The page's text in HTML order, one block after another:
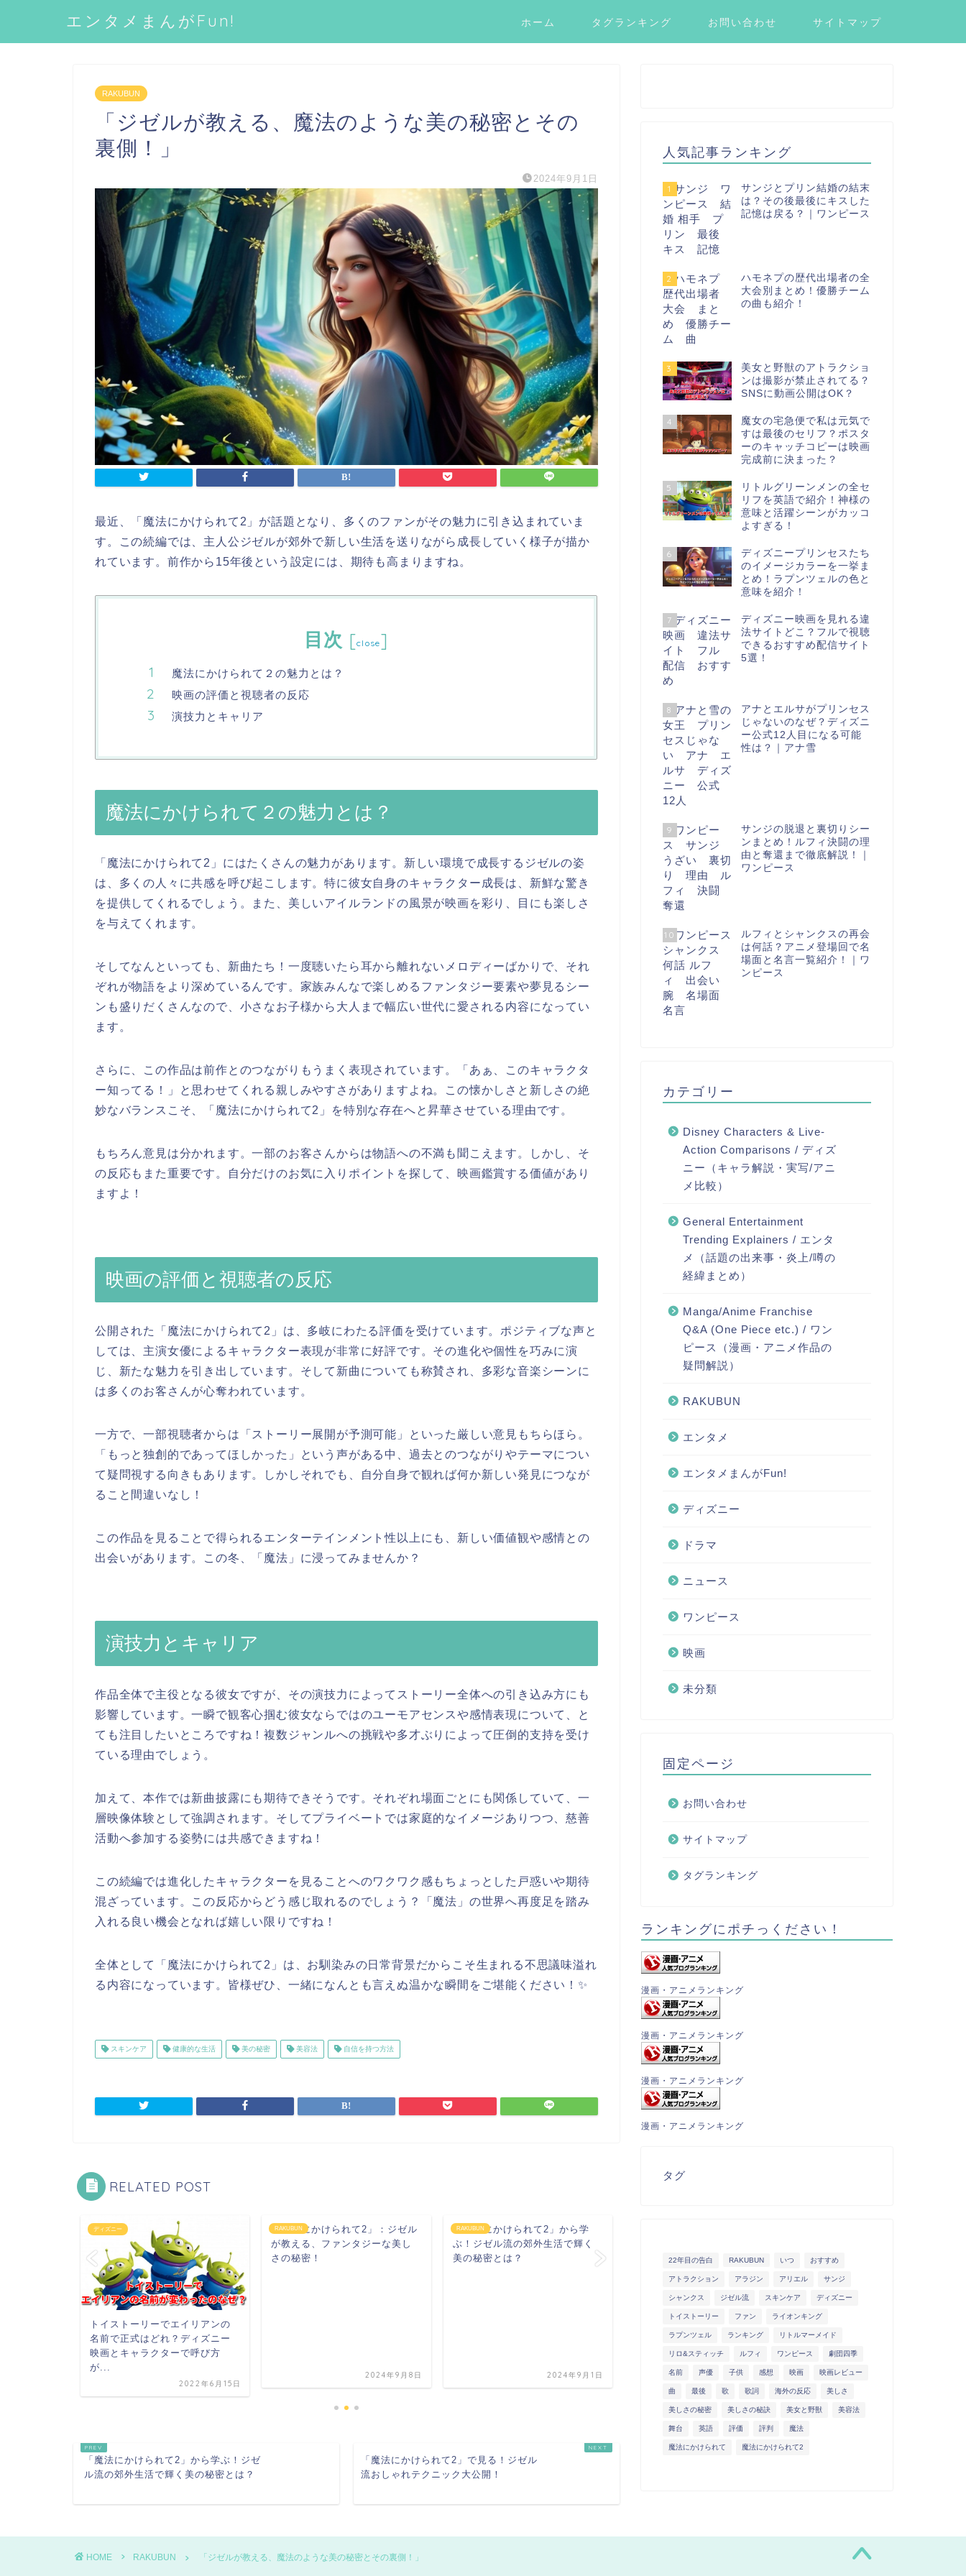
エンタメまんがFun! ホーム タグランキング お問い合わせ サイトマップ
RAKUBUN
「ジゼルが教える、魔法のような美の秘密とその
裏側！」
2024年9月1日
最近、「魔法にかけられて2」が話題となり、多くのファンがその魅力に引き込まれていま
す。この続編では、主人公ジゼルが郊外で新しい生活を送りながら成長していく様子が描か
れています。前作から15年後という設定には、期待も高まりますね。
目次 [close]
魔法にかけられて２の魅力とは？
映画の評価と視聴者の反応
演技力とキャリア
魔法にかけられて２の魅力とは？
「魔法にかけられて2」にはたくさんの魅力があります。新しい環境で成長するジゼルの姿
は、多くの人々に共感を呼び起こします。特に彼女自身のキャラクター成長は、新鮮な驚き
を提供してくれるでしょう。また、美しいアイルランドの風景が映画を彩り、目にも楽しさ
を与えてくれます。
そしてなんといっても、新曲たち！一度聴いたら耳から離れないメロディーばかりで、それ
ぞれが物語をより深めているんです。家族みんなで楽しめるファンタジー要素や夢見るシー
ンも盛りだくさんなので、小さなお子様から大人まで幅広い世代に愛される内容になってい
ます。
さらに、この作品は前作とのつながりもうまく表現されています。「あぁ、このキャラクタ
ー知ってる！」と思わせてくれる親しみやすさがありますよね。この懐かしさと新しさの絶
妙なバランスこそ、「魔法にかけられて2」を特別な存在へと昇華させている理由です。
もちろん意見は分かれます。一部のお客さんからは物語への不満も聞こえます。しかし、そ
の反応もまた重要です。自分だけのお気に入りポイントを探して、映画鑑賞する価値があり
ますよ！
映画の評価と視聴者の反応
公開された「魔法にかけられて2」は、多岐にわたる評価を受けています。ポジティブな声と
しては、主演女優によるキャラクター表現が非常に好評です。その進化や個性を巧みに演
じ、新たな魅力を引き出しています。そして新曲についても称賛され、多彩な音楽シーンに
は多くのお客さんが心奪われています。
一方で、一部視聴者からは「ストーリー展開が予測可能」といった厳しい意見もちらほら。
「もっと独創的であってほしかった」という声がある中、過去とのつながりやテーマについ
て疑問視する向きもあります。しかしそれでも、自分自身で観れば何か新しい発見につなが
ること間違いなし！
この作品を見ることで得られるエンターテインメント性以上にも、新しい価値観や感情との
出会いがあります。この冬、「魔法」に浸ってみませんか？
演技力とキャリア
作品全体で主役となる彼女ですが、その演技力によってストーリー全体への引き込み方にも
影響しています。一瞬で観客心掴む彼女ならではのユーモアセンスや感情表現について、と
ても注目したいところですね！複数ジャンルへの挑戦や多才ぶりによって圧倒的支持を受け
ている理由でしょう。
加えて、本作では新曲披露にも期待できそうです。それぞれ場面ごとにも関係していて、一
層映像体験として強調されます。そしてプライベートでは家庭的なイメージありつつ、慈善
活動へ参加する姿勢には共感できますね！
この続編では進化したキャラクターを見ることへのワクワク感もちょっとした戸惑いや期待
混ざっています。この反応からどう感じ取れるのでしょう？「魔法」の世界へ再度足を踏み
入れる良い機会となれば嬉しい限りですね！
全体として「魔法にかけられて2」は、お馴染みの日常背景だからこそ生まれる不思議味溢れ
る内容になっています。皆様ぜひ、一緒になんとも言えぬ温かな瞬間をご堪能ください！✨
スキンケア 健康的な生活 美の秘密 美容法 自信を持つ方法
RELATED POST
ディズニー
トイストーリーでエイリアンの
名前で正式はどれ？ディズニー
映画とキャラクターで呼び方
が...
2022年6月15日
RAKUBUN
「魔法にかけられて2」：ジゼル
が教える、ファンタジーな美し
さの秘密！
2024年9月8日
RAKUBUN
「魔法にかけられて2」から学
ぶ！ジゼル流の郊外生活で輝く
美の秘密とは？
2024年9月1日
名前で正式はどれ？ディズニー
映画とキャラクターで呼び方
さの秘密！
「魔法にかけられて2」から学ぶ！ジゼ
ル流の郊外生活で輝く美の秘密とは？
「魔法にかけられて2」で見る！ジゼル
流おしゃれテクニック大公開！
人気記事ランキング
1
サンジとプリン結婚の結末
は？その後最後にキスした
記憶は戻る？｜ワンピース
2
ハモネプの歴代出場者の全
大会別まとめ！優勝チーム
の曲も紹介！
3
美女と野獣のアトラクショ
ンは撮影が禁止されてる？
SNSに動画公開はOK？
4
魔女の宅急便で私は元気で
すは最後のセリフ？ポスタ
ーのキャッチコピーは映画
完成前に決まった？
5
リトルグリーンメンの全セ
リフを英語で紹介！神様の
意味と活躍シーンがカッコ
よすぎる！
6
ディズニープリンセスたち
のイメージカラーを一挙ま
とめ！ラプンツェルの色と
意味を紹介！
7
ディズニー映画を見れる違
法サイトどこ？フルで視聴
できるおすすめ配信サイト
5選！
8
アナとエルサがプリンセス
じゃないのなぜ？ディズニ
ー公式12人目になる可能
性は？｜アナ雪
9
サンジの脱退と裏切りシー
ンまとめ！ルフィ決闘の理
由と奪還まで徹底解説！｜
ワンピース
10
ルフィとシャンクスの再会
は何話？アニメ登場回で名
場面と名言一覧紹介！｜ワ
ンピース
カテゴリー
Disney Characters & Live-
Action Comparisons / ディズ
ニー（キャラ解説・実写/アニ
メ比較）
General Entertainment
Trending Explainers / エンタ
メ（話題の出来事・炎上/噂の
経緯まとめ）
Manga/Anime Franchise
Q&A (One Piece etc.) / ワン
ピース（漫画・アニメ作品の
疑問解説）
RAKUBUN
エンタメ
エンタメまんがFun!
ディズニー
ドラマ
ニュース
ワンピース
映画
未分類
固定ページ
お問い合わせ
サイトマップ
タグランキング
ランキングにポチっください！
漫画・アニメランキング
漫画・アニメランキング
漫画・アニメランキング
漫画・アニメランキング
タグ
22年目の告白 RAKUBUN いつ おすすめ
アトラクション アラジン アリエル サンジ
シャンクス ジゼル流 スキンケア ディズニー
トイストーリー ファン ライオンキング
ラプンツェル ランキング リトルマーメイド
リロ&スティッチ ルフィ ワンピース 劇団四季
名前 声優 子供 感想 映画 映画レビュー
曲 最後 歌 歌詞 海外の反応 美しさ
美しさの秘密 美しさの秘訣 美女と野獣 美容法
舞台 英語 評価 評判 魔法
魔法にかけられて 魔法にかけられて2
HOME RAKUBUN 「ジゼルが教える、魔法のような美の秘密とその裏側！」